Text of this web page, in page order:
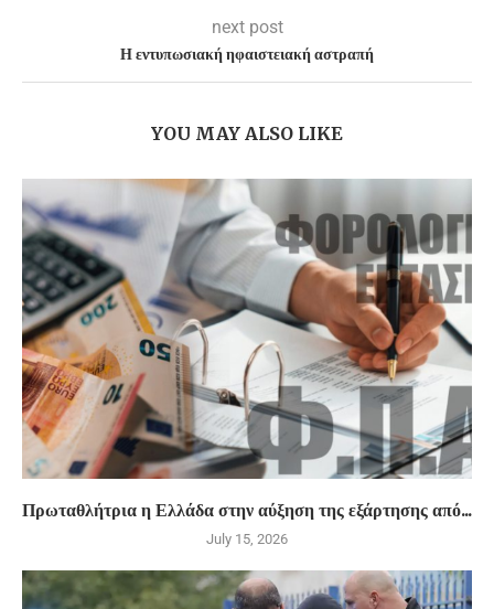
next post
Η εντυπωσιακή ηφαιστειακή αστραπή
YOU MAY ALSO LIKE
Πρωταθλήτρια η Ελλάδα στην αύξηση της εξάρτησης από...
July 15, 2026